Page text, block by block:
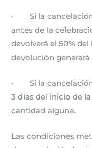
· Si la cancelación
antes de la
devolverá el 50%
devolución
· Si la cancelación
3 días del inicio de
cantidad alguna.
Las condiciones